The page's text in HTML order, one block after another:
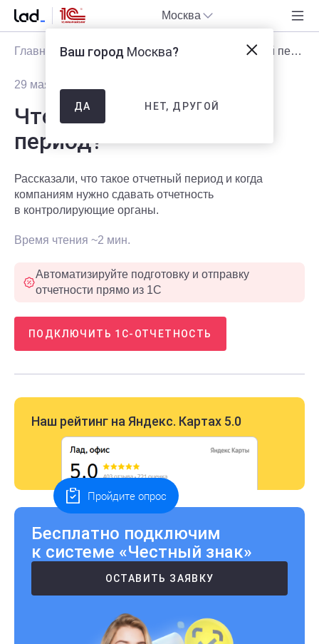
Москва
Главная Блог Статьи Что такое отчетный период?
29 мая 2026
Что такое отчетный
период?
Рассказали, что такое отчетный период и когда
компаниям нужно сдавать отчетность
в контролирующие органы.
Время чтения ~2 мин.
Автоматизируйте подготовку и отправку
отчетности прямо из 1С
ПОДКЛЮЧИТЬ 1С-ОТЧЕТНОСТЬ
Наш рейтинг на Яндекс. Картах 5.0
Бесплатно подключим
к системе «Честный знак»
ОСТАВИТЬ ЗАЯВКУ
Ваш город Москва?
ДА НЕТ, ДРУГОЙ
Пройдите опрос